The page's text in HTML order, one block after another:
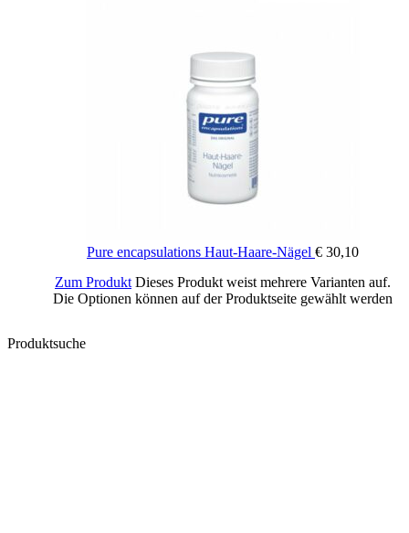
Pure encapsulations Haut-Haare-Nägel € 30,10
Zum Produkt Dieses Produkt weist mehrere Varianten auf.
Die Optionen können auf der Produktseite gewählt werden
Produktsuche